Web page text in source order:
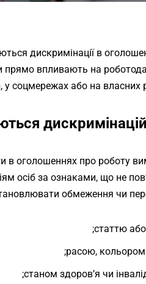
дискримінації в
прямо впливають на
соцмережах або на власних
в оголошеннях про роботу
осіб за ознаками, що не
обмеження чи
статтю або
расою, кольором
станом здоров’я чи